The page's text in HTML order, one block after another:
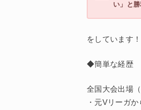
い」と
をしています！
◆簡単な経歴
全国大会出場
・元Vリーガ